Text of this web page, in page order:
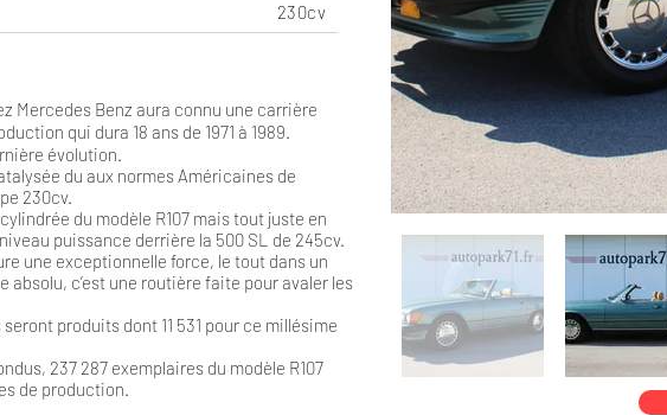
230cv
Mercedes Benz aura connu une carrière
qui dura 18 ans de 1971 à 1989.
évolution.
du aux normes Américaines de
230cv.
du modèle R107 mais tout juste en
puissance derrière la 500 SL de 245cv.
une exceptionnelle force, le tout dans un
absolu, c’est une routière faite pour avaler les
produits dont 11 531 pour ce millésime
237 287 exemplaires du modèle R107
de production.